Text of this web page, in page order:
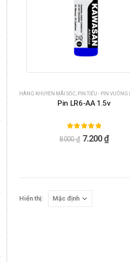
HÀNG KHUYẾN MÃI SỐC, PIN TIỂU - PIN VUÔNG
Pin LR6-AA 1.5v
ngoài 5
8.000₫ 7.200₫
Hiển thị: